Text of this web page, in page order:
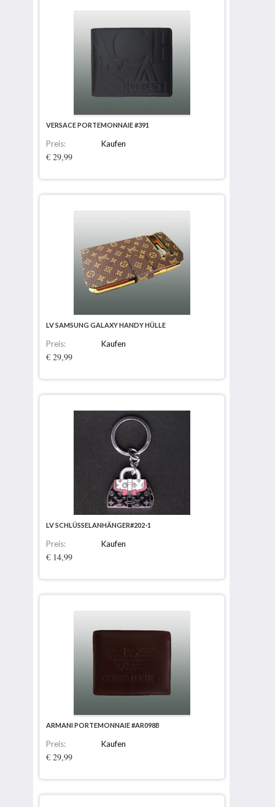
VERSACE PORTEMONNAIE #391
Preis:
€ 29,99
Kaufen
LV SAMSUNG GALAXY HANDY HÜLLE
Preis:
€ 29,99
Kaufen
LV SCHLÜSSELANHÄNGER#202-1
Preis:
€ 14,99
Kaufen
ARMANI PORTEMONNAIE #AR098B
Preis:
€ 29,99
Kaufen